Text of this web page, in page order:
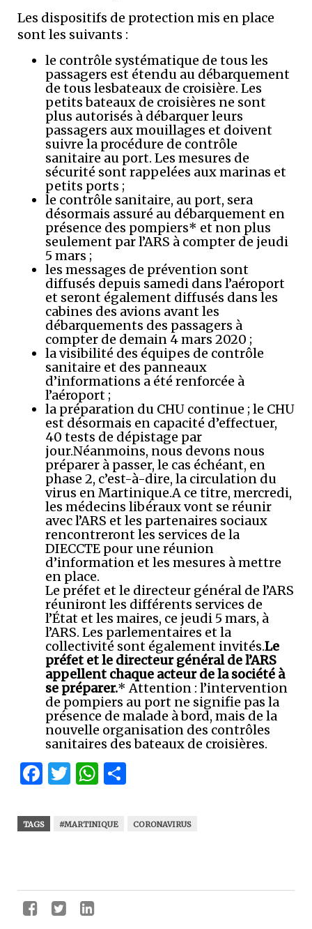
Les dispositifs de protection mis en place
sont les suivants :
le contrôle systématique de tous les
passagers est étendu au débarquement
de tous lesbateaux de croisière. Les
petits bateaux de croisières ne sont
plus autorisés à débarquer leurs
passagers aux mouillages et doivent
suivre la procédure de contrôle
sanitaire au port. Les mesures de
sécurité sont rappelées aux marinas et
petits ports ;
le contrôle sanitaire, au port, sera
désormais assuré au débarquement en
présence des pompiers* et non plus
seulement par l’ARS à compter de jeudi
5 mars ;
les messages de prévention sont
diffusés depuis samedi dans l’aéroport
et seront également diffusés dans les
cabines des avions avant les
débarquements des passagers à
compter de demain 4 mars 2020 ;
la visibilité des équipes de contrôle
sanitaire et des panneaux
d’informations a été renforcée à
l’aéroport ;
la préparation du CHU continue ; le CHU
est désormais en capacité d’effectuer,
40 tests de dépistage par
jour.Néanmoins, nous devons nous
préparer à passer, le cas échéant, en
phase 2, c’est-à-dire, la circulation du
virus en Martinique.A ce titre, mercredi,
les médecins libéraux vont se réunir
avec l’ARS et les partenaires sociaux
rencontreront les services de la
DIECCTE pour une réunion
d’information et les mesures à mettre
en place.
Le préfet et le directeur général de l’ARS
réuniront les différents services de
l’État et les maires, ce jeudi 5 mars, à
l’ARS. Les parlementaires et la
collectivité sont également invités.Le
préfet et le directeur général de l’ARS
appellent chaque acteur de la société à
se préparer.* Attention : l’intervention
de pompiers au port ne signifie pas la
présence de malade à bord, mais de la
nouvelle organisation des contrôles
sanitaires des bateaux de croisières.
Facebook
Twitter
WhatsApp
TAGS #MARTINIQUE CORONAVIRUS